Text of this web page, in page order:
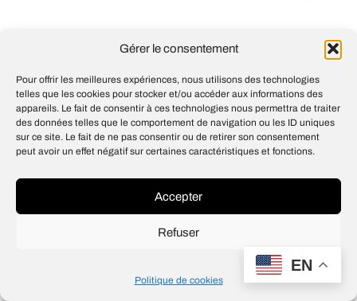
Gérer le consentement
Pour offrir les meilleures expériences, nous utilisons des technologies
telles que les cookies pour stocker et/ou accéder aux informations des
appareils. Le fait de consentir à ces technologies nous permettra de traiter
des données telles que le comportement de navigation ou les ID uniques
sur ce site. Le fait de ne pas consentir ou de retirer son consentement
peut avoir un effet négatif sur certaines caractéristiques et fonctions.
Accepter
Refuser
Politique de cookies
DesignJean-Louis Maso
EN